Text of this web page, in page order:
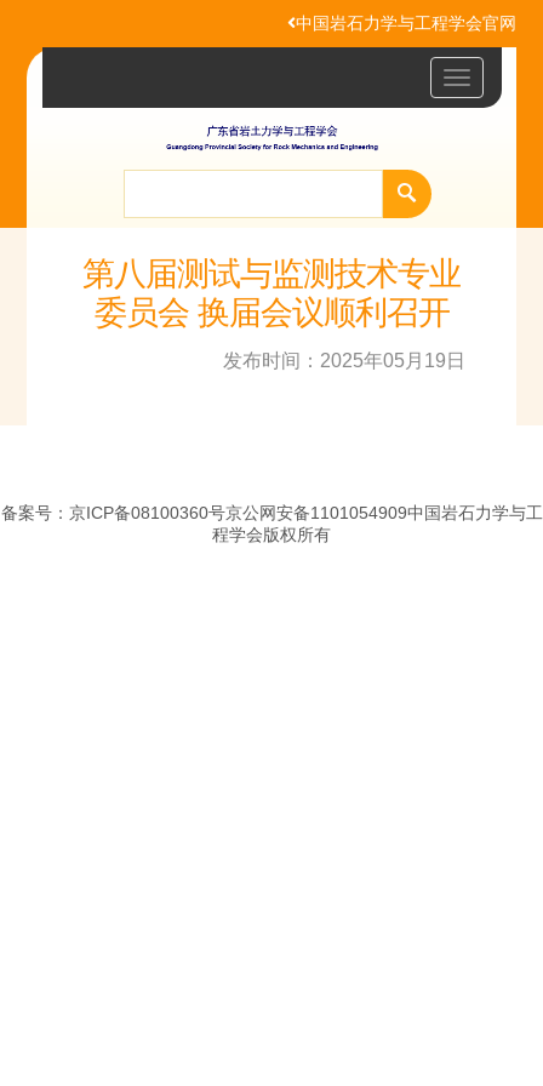
中国岩石力学与工程学会官网
Toggle
第八届测试与监测技术专业
委员会 换届会议顺利召开
发布时间：2025年05月19日
备案号：京ICP备08100360号京公网安备1101054909中国岩石力学与工
程学会版权所有